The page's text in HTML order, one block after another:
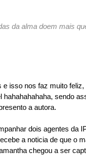
da alma doem mais
isso nos faz muito
sendo
a autora.
dois agentes da
a noticia de que o
chegou a ser